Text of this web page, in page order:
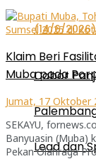
Cabor
Lead dan
Klaim Beri
Muba pada
Jumat, 17 Oktober
SEKAYU,
Banyuasin (Muba)
Pekan Olahraga